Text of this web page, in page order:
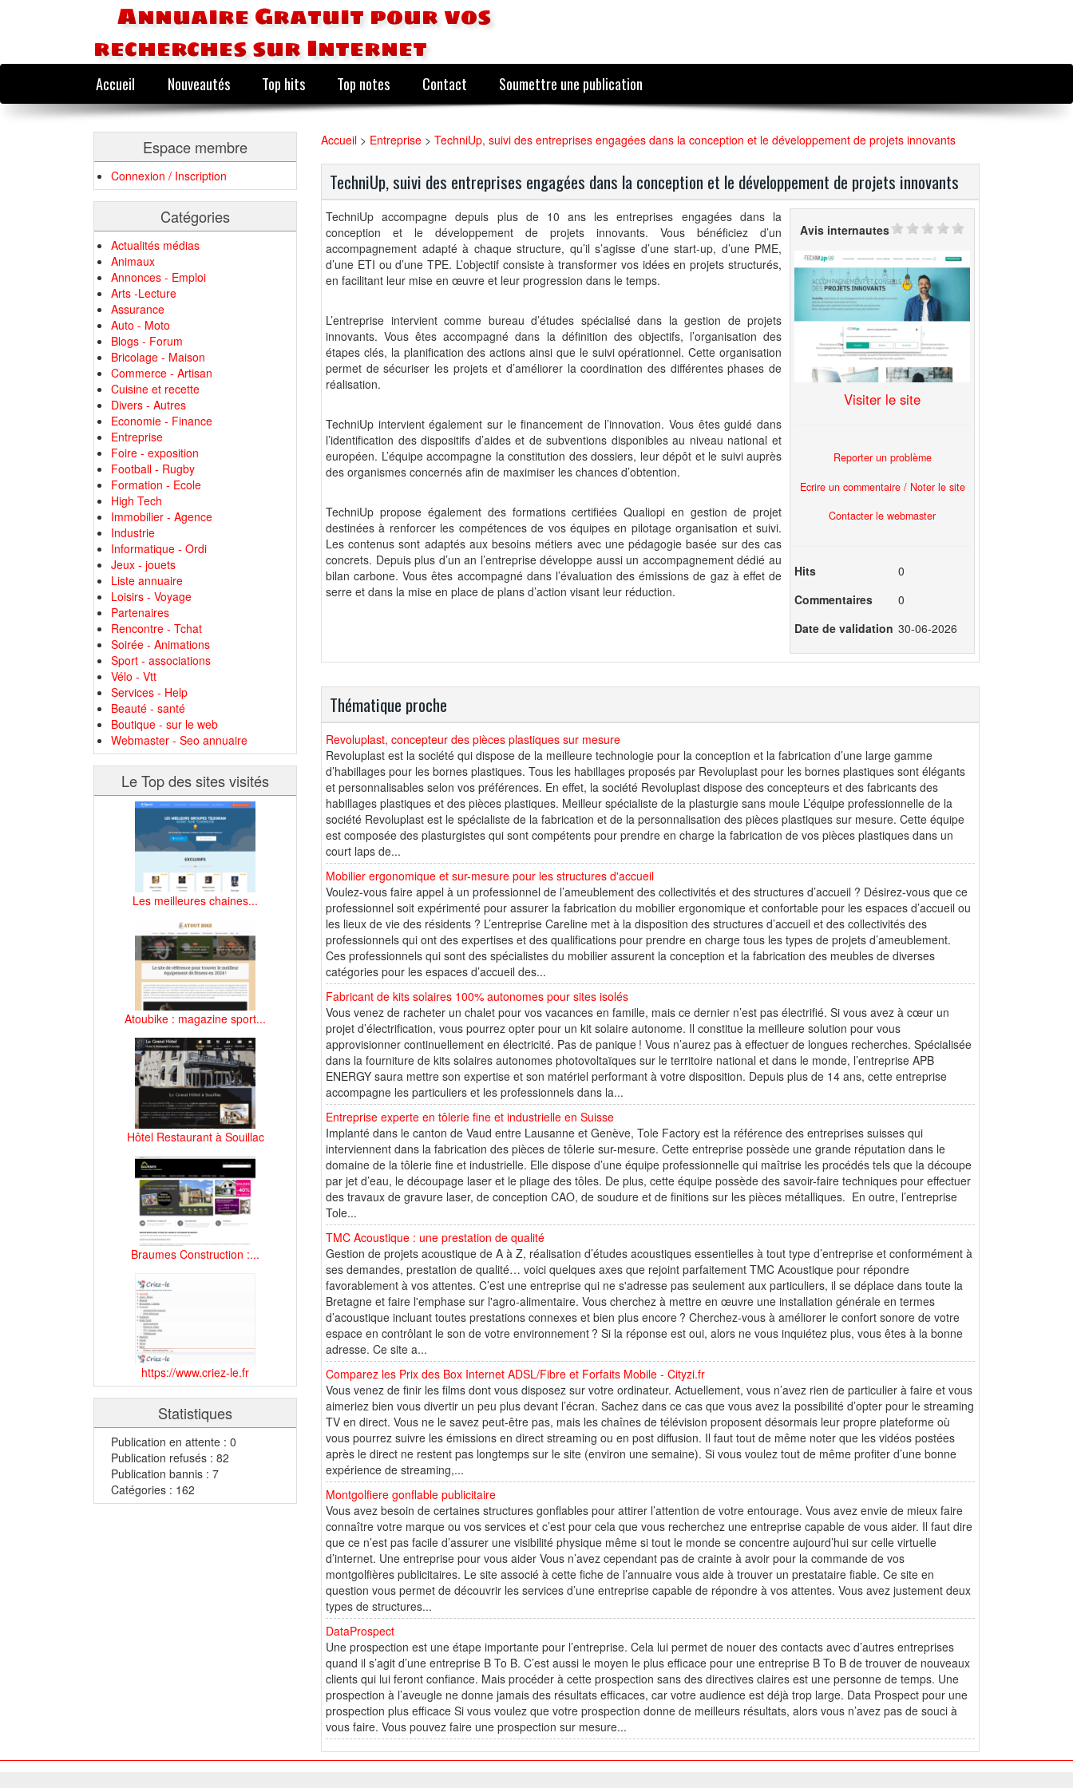
Annuaire Gratuit pour vos
recherches sur Internet
Accueil Nouveautés Top hits Top notes Contact Soumettre une publication
Espace membre
Connexion / Inscription
Catégories
Actualités médias
Animaux
Annonces - Emploi
Arts -Lecture
Assurance
Auto - Moto
Blogs - Forum
Bricolage - Maison
Commerce - Artisan
Cuisine et recette
Divers - Autres
Economie - Finance
Entreprise
Foire - exposition
Football - Rugby
Formation - Ecole
High Tech
Immobilier - Agence
Industrie
Informatique - Ordi
Jeux - jouets
Liste annuaire
Loisirs - Voyage
Partenaires
Rencontre - Tchat
Soirée - Animations
Sport - associations
Vélo - Vtt
Services - Help
Beauté - santé
Boutique - sur le web
Webmaster - Seo annuaire
Le Top des sites visités
Les meilleures chaines...
Atoubike : magazine sport...
Hôtel Restaurant à Souillac
Braumes Construction :...
https://www.criez-le.fr
Statistiques
Publication en attente : 0
Publication refusés : 82
Publication bannis : 7
Catégories : 162
Accueil > Entreprise > TechniUp, suivi des entreprises engagées dans la conception et le développement de projets innovants
TechniUp, suivi des entreprises engagées dans la conception et le développement de projets innovants
TechniUp accompagne depuis plus de 10 ans les entreprises engagées dans la
conception et le développement de projets innovants. Vous bénéficiez d’un
accompagnement adapté à chaque structure, qu’il s’agisse d’une start-up, d’une PME,
d’une ETI ou d’une TPE. L’objectif consiste à transformer vos idées en projets structurés,
en facilitant leur mise en œuvre et leur progression dans le temps.
L’entreprise intervient comme bureau d’études spécialisé dans la gestion de projets
innovants. Vous êtes accompagné dans la définition des objectifs, l’organisation des
étapes clés, la planification des actions ainsi que le suivi opérationnel. Cette organisation
permet de sécuriser les projets et d’améliorer la coordination des différentes phases de
réalisation.
TechniUp intervient également sur le financement de l’innovation. Vous êtes guidé dans
l’identification des dispositifs d’aides et de subventions disponibles au niveau national et
européen. L’équipe accompagne la constitution des dossiers, leur dépôt et le suivi auprès
des organismes concernés afin de maximiser les chances d’obtention.
TechniUp propose également des formations certifiées Qualiopi en gestion de projet
destinées à renforcer les compétences de vos équipes en pilotage organisation et suivi.
Les contenus sont adaptés aux besoins métiers avec une pédagogie basée sur des cas
concrets. Depuis plus d’un an l’entreprise développe aussi un accompagnement dédié au
bilan carbone. Vous êtes accompagné dans l’évaluation des émissions de gaz à effet de
serre et dans la mise en place de plans d’action visant leur réduction.
Avis internautes
Visiter le site
Reporter un problème
Ecrire un commentaire / Noter le site
Contacter le webmaster
Hits
0
Commentaires
0
Date de validation 30-06-2026
Thématique proche
Revoluplast, concepteur des pièces plastiques sur mesure
Revoluplast est la société qui dispose de la meilleure technologie pour la conception et la fabrication d’une large gamme
d’habillages pour les bornes plastiques. Tous les habillages proposés par Revoluplast pour les bornes plastiques sont élégants
et personnalisables selon vos préférences. En effet, la société Revoluplast dispose des concepteurs et des fabricants des
habillages plastiques et des pièces plastiques. Meilleur spécialiste de la plasturgie sans moule L’équipe professionnelle de la
société Revoluplast est le spécialiste de la fabrication et de la personnalisation des pièces plastiques sur mesure. Cette équipe
est composée des plasturgistes qui sont compétents pour prendre en charge la fabrication de vos pièces plastiques dans un
court laps de...
Mobilier ergonomique et sur-mesure pour les structures d'accueil
Voulez-vous faire appel à un professionnel de l’ameublement des collectivités et des structures d’accueil ? Désirez-vous que ce
professionnel soit expérimenté pour assurer la fabrication du mobilier ergonomique et confortable pour les espaces d’accueil ou
les lieux de vie des résidents ? L’entreprise Careline met à la disposition des structures d’accueil et des collectivités des
professionnels qui ont des expertises et des qualifications pour prendre en charge tous les types de projets d’ameublement.
Ces professionnels qui sont des spécialistes du mobilier assurent la conception et la fabrication des meubles de diverses
catégories pour les espaces d’accueil des...
Fabricant de kits solaires 100% autonomes pour sites isolés
Vous venez de racheter un chalet pour vos vacances en famille, mais ce dernier n’est pas électrifié. Si vous avez à cœur un
projet d’électrification, vous pourrez opter pour un kit solaire autonome. Il constitue la meilleure solution pour vous
approvisionner continuellement en électricité. Pas de panique ! Vous n’aurez pas à effectuer de longues recherches. Spécialisée
dans la fourniture de kits solaires autonomes photovoltaïques sur le territoire national et dans le monde, l’entreprise APB
ENERGY saura mettre son expertise et son matériel performant à votre disposition. Depuis plus de 14 ans, cette entreprise
accompagne les particuliers et les professionnels dans la...
Entreprise experte en tôlerie fine et industrielle en Suisse
Implanté dans le canton de Vaud entre Lausanne et Genève, Tole Factory est la référence des entreprises suisses qui
interviennent dans la fabrication des pièces de tôlerie sur-mesure. Cette entreprise possède une grande réputation dans le
domaine de la tôlerie fine et industrielle. Elle dispose d’une équipe professionnelle qui maîtrise les procédés tels que la découpe
par jet d’eau, le découpage laser et le pliage des tôles. De plus, cette équipe possède des savoir-faire techniques pour effectuer
des travaux de gravure laser, de conception CAO, de soudure et de finitions sur les pièces métalliques. En outre, l’entreprise
Tole...
TMC Acoustique : une prestation de qualité
Gestion de projets acoustique de A à Z, réalisation d’études acoustiques essentielles à tout type d’entreprise et conformément à
ses demandes, prestation de qualité… voici quelques axes que rejoint parfaitement TMC Acoustique pour répondre
favorablement à vos attentes. C’est une entreprise qui ne s'adresse pas seulement aux particuliers, il se déplace dans toute la
Bretagne et faire l'emphase sur l'agro-alimentaire. Vous cherchez à mettre en œuvre une installation générale en termes
d’acoustique incluant toutes prestations connexes et bien plus encore ? Cherchez-vous à améliorer le confort sonore de votre
espace en contrôlant le son de votre environnement ? Si la réponse est oui, alors ne vous inquiétez plus, vous êtes à la bonne
adresse. Ce site a...
Comparez les Prix des Box Internet ADSL/Fibre et Forfaits Mobile - Cityzi.fr
Vous venez de finir les films dont vous disposez sur votre ordinateur. Actuellement, vous n’avez rien de particulier à faire et vous
aimeriez bien vous divertir un peu plus devant l’écran. Sachez dans ce cas que vous avez la possibilité d’opter pour le streaming
TV en direct. Vous ne le savez peut-être pas, mais les chaînes de télévision proposent désormais leur propre plateforme où
vous pourrez suivre les émissions en direct streaming ou en post diffusion. Il faut tout de même noter que les vidéos postées
après le direct ne restent pas longtemps sur le site (environ une semaine). Si vous voulez tout de même profiter d’une bonne
expérience de streaming,...
Montgolfiere gonflable publicitaire
Vous avez besoin de certaines structures gonflables pour attirer l’attention de votre entourage. Vous avez envie de mieux faire
connaître votre marque ou vos services et c’est pour cela que vous recherchez une entreprise capable de vous aider. Il faut dire
que ce n’est pas facile d’assurer une visibilité physique même si tout le monde se concentre aujourd’hui sur celle virtuelle
d’internet. Une entreprise pour vous aider Vous n’avez cependant pas de crainte à avoir pour la commande de vos
montgolfières publicitaires. Le site associé à cette fiche de l’annuaire vous aide à trouver un prestataire fiable. Ce site en
question vous permet de découvrir les services d’une entreprise capable de répondre à vos attentes. Vous avez justement deux
types de structures...
DataProspect
Une prospection est une étape importante pour l’entreprise. Cela lui permet de nouer des contacts avec d’autres entreprises
quand il s’agit d’une entreprise B To B. C’est aussi le moyen le plus efficace pour une entreprise B To B de trouver de nouveaux
clients qui lui feront confiance. Mais procéder à cette prospection sans des directives claires est une personne de temps. Une
prospection à l’aveugle ne donne jamais des résultats efficaces, car votre audience est déjà trop large. Data Prospect pour une
prospection plus efficace Si vous voulez que votre prospection donne de meilleurs résultats, alors vous n’avez pas de souci à
vous faire. Vous pouvez faire une prospection sur mesure...